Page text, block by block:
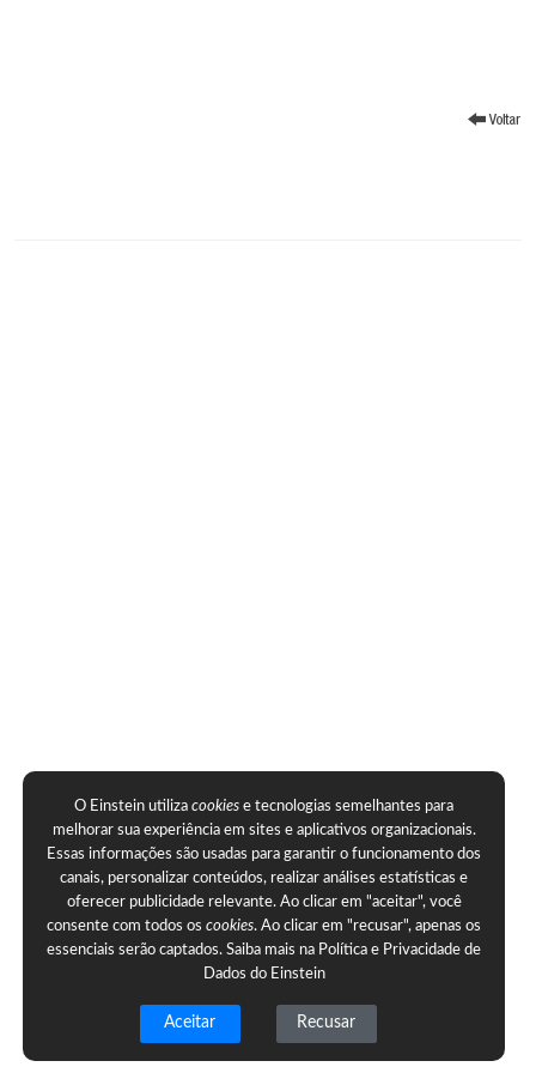
O Einstein utilizacookies e tecnologias semelhantes para
melhorar sua experiência em sites e aplicativos organizacionais.
Essas informações são usadas para garantir o funcionamento dos
canais, personalizar conteúdos, realizar análises estatísticas e
oferecer publicidade relevante. Ao clicar em "aceitar", você
consente com todos oscookies. Ao clicar em "recusar", apenas os
essenciais serão captados. Saiba mais na Política e Privacidade de
Dados do Einstein
Aceitar Recusar